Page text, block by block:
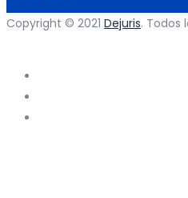
Copyright © 2021 Dejuris. Todos